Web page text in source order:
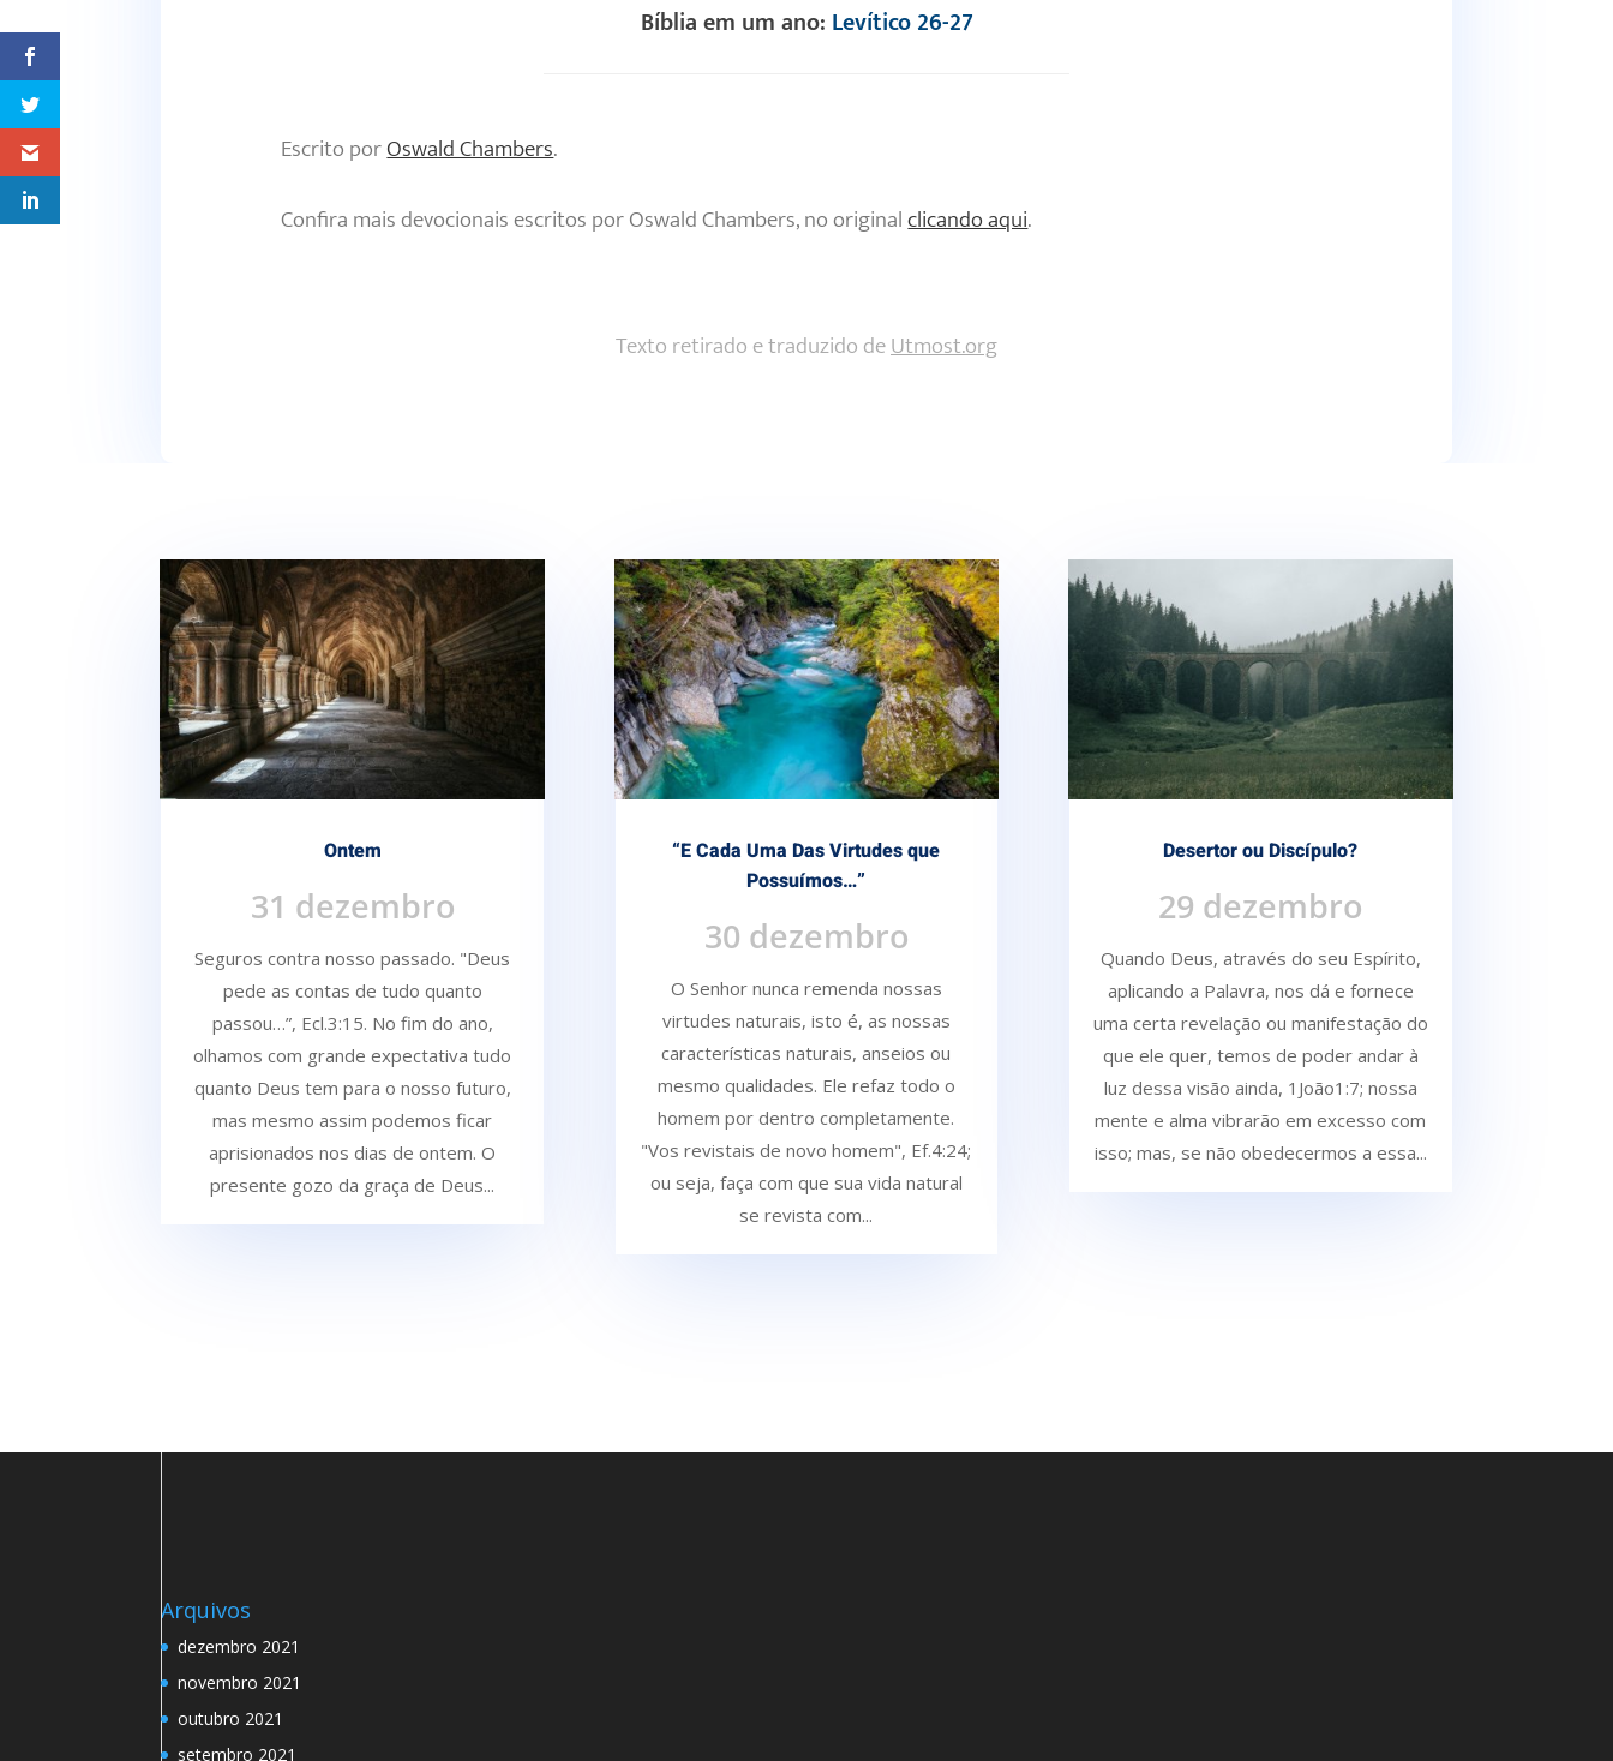
Bíblia em um ano: Levítico 26-27
Escrito porOswald Chambers.
Confira mais devocionais escritos por Oswald Chambers, no originalclicando aqui.
Texto retirado e traduzido deUtmost.org
Ontem
31 dezembro
Seguros contra nosso passado. "Deus
pede as contas de tudo quanto
passou…”, Ecl.3:15. No fim do ano,
olhamos com grande expectativa tudo
quanto Deus tem para o nosso futuro,
mas mesmo assim podemos ficar
aprisionados nos dias de ontem. O
presente gozo da graça de Deus...
“E Cada Uma Das Virtudes que
Possuímos…”
30 dezembro
O Senhor nunca remenda nossas
virtudes naturais, isto é, as nossas
características naturais, anseios ou
mesmo qualidades. Ele refaz todo o
homem por dentro completamente.
"Vos revistais de novo homem", Ef.4:24;
ou seja, faça com que sua vida natural
se revista com...
Desertor ou Discípulo?
29 dezembro
Quando Deus, através do seu Espírito,
aplicando a Palavra, nos dá e fornece
uma certa re­velação ou manifestação do
que ele quer, temos de poder andar à
luz dessa visão ainda, 1João1:7; nossa
mente e alma vibrarão em excesso com
isso; mas, se não obedecermos a essa...
Arquivos
dezembro 2021
novembro 2021
outubro 2021
setembro 2021